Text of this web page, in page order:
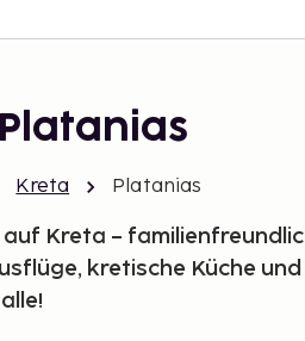
Kreta Platanias
Kreta –
kretische Küche